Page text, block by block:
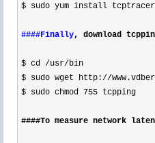
$ sudo yum install
####Finally, download
$ cd /usr/
$ sudo wget http://
$ sudo chmod 755 tcpping
####To measure network